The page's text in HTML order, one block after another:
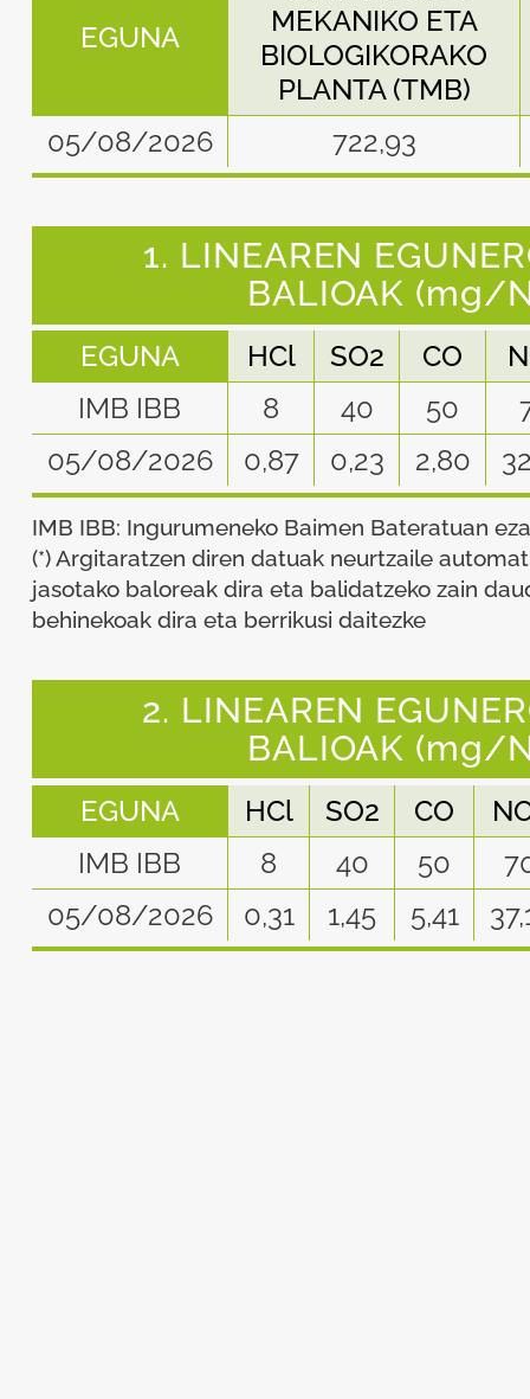
EGUNA
MEKANIKO ETA
BIOLOGIKORAKO
PLANTA (TMB)
05/08/2026
722,93
1. LINEAREN
BALIOAK (mg/
EGUNA HCl SO2 CO
IMB IBB
8 40 50
05/08/2026
0,87 0,23 2,80
IMB IBB: Ingurumeneko Baimen Bateratuan
(*) Argitaratzen diren datuak neurtzaile
jasotako baloreak dira eta balidatzeko zain
behinekoak dira eta berrikusi daitezke
2. LINEAREN
BALIOAK (mg/
EGUNA HCl SO2 CO
IMB IBB
8 40 50
05/08/2026
0,31 1,45 5,41